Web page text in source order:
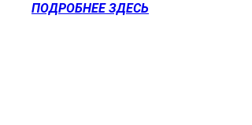
ПОДРОБНЕЕ ЗДЕСЬ